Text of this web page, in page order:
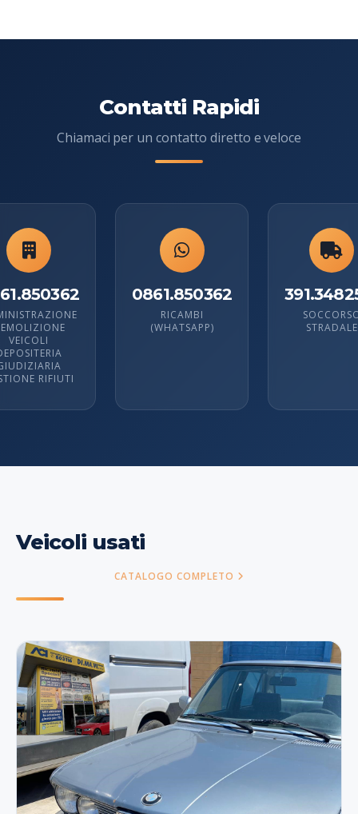
Contatti Rapidi
Chiamaci per un contatto diretto e veloce
VEICOLI
RIFIUTI
0861.850362
RICAMBI
(WHATSAPP)
STRADALE
Veicoli usati
CATALOGO COMPLETO